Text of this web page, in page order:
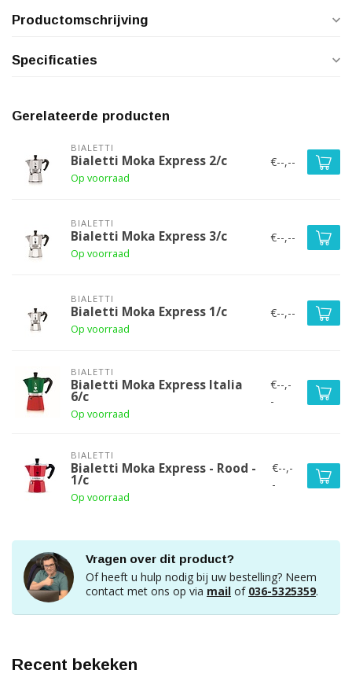
Productomschrijving
Specificaties
Gerelateerde producten
BIALETTI
Bialetti Moka Express 2/c
Op voorraad
€--,--
BIALETTI
Bialetti Moka Express 3/c
Op voorraad
€--,--
BIALETTI
Bialetti Moka Express 1/c
Op voorraad
€--,--
BIALETTI
Bialetti Moka Express Italia
6/c
Op voorraad
€--,-
-
BIALETTI
Bialetti Moka Express - Rood -
1/c
Op voorraad
€--,-
-
Vragen over dit product?
Of heeft u hulp nodig bij uw bestelling? Neem
contact met ons op via mail of 036-5325359.
Recent bekeken